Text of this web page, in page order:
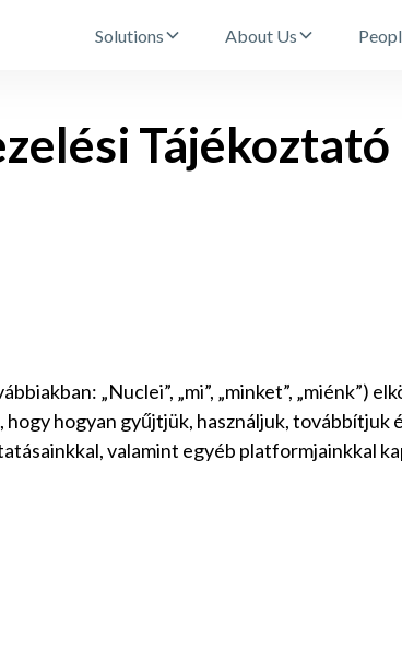
Solutions About Us
Tájékoztató
„Nuclei”, „mi”, „minket”, „miénk”)
hogyan gyűjtjük, használjuk, továbbítjuk
valamint egyéb platformjainkkal